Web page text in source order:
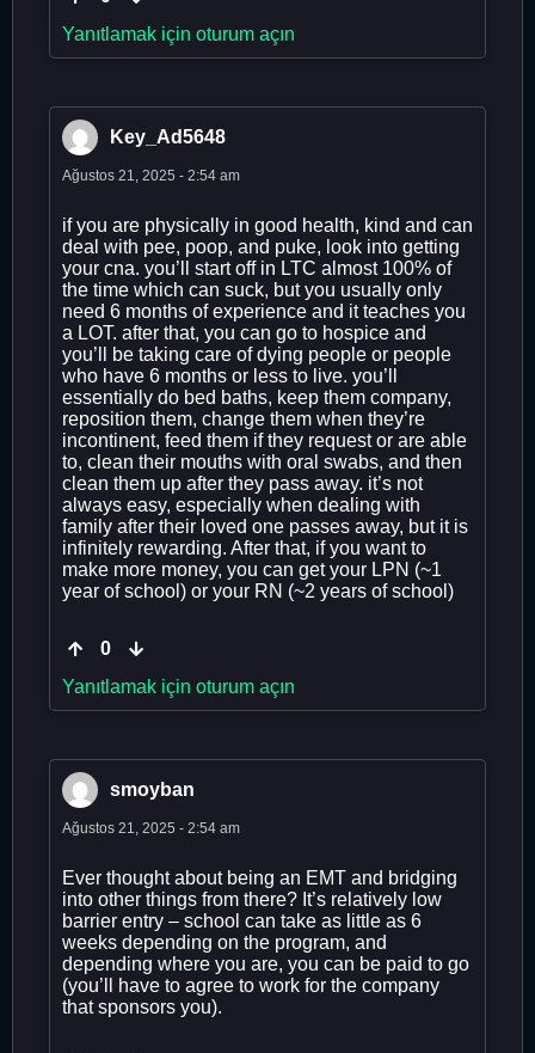
Yanıtlamak için oturum açın
Key_Ad5648
Ağustos 21, 2025 - 2:54 am
if you are physically in good health, kind and can
deal with pee, poop, and puke, look into getting
your cna. you’ll start off in LTC almost 100% of
the time which can suck, but you usually only
need 6 months of experience and it teaches you
a LOT. after that, you can go to hospice and
you’ll be taking care of dying people or people
who have 6 months or less to live. you’ll
essentially do bed baths, keep them company,
reposition them, change them when they’re
incontinent, feed them if they request or are able
to, clean their mouths with oral swabs, and then
clean them up after they pass away. it’s not
always easy, especially when dealing with
family after their loved one passes away, but it is
infinitely rewarding. After that, if you want to
make more money, you can get your LPN (~1
year of school) or your RN (~2 years of school)
0
Yanıtlamak için oturum açın
smoyban
Ağustos 21, 2025 - 2:54 am
Ever thought about being an EMT and bridging
into other things from there? It’s relatively low
barrier entry – school can take as little as 6
weeks depending on the program, and
depending where you are, you can be paid to go
(you’ll have to agree to work for the company
that sponsors you).